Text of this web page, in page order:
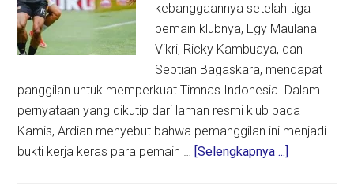
kebanggaannya setelah tiga
pemain klubnya, Egy Maulana
Vikri, Ricky Kambuaya, dan
Septian Bagaskara, mendapat
panggilan untuk memperkuat Timnas Indonesia. Dalam
pernyataan yang dikutip dari laman resmi klub pada
Kamis, Ardian menyebut bahwa pemanggilan ini menjadi
bukti kerja keras para pemain … [Selengkapnya ...]